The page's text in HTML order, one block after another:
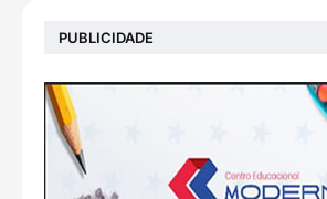
PUBLICIDADE